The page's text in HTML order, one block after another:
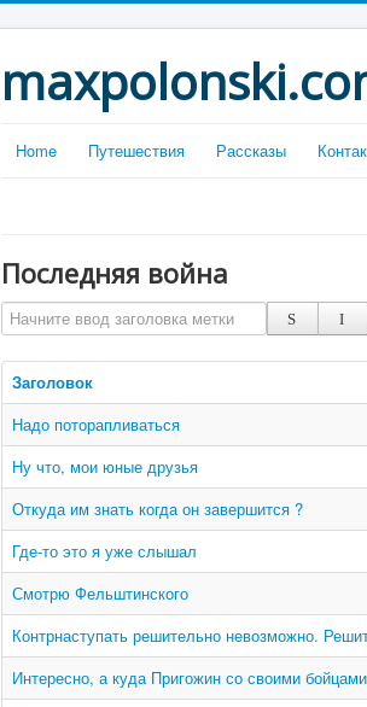
Home Путешествия Рассказы
Последняя война
Начните ввод заголовка метки
Заголовок
Надо поторапливаться
Ну что, мои юные друзья
Откуда им знать когда он завершится ?
Где-то это я уже слышал
Смотрю Фельштинского
Контрнаступать решительно невозможно.
Интересно, а куда Пригожин со своими